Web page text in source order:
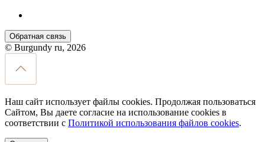
Обратная связь
© Burgundy ru, 2026
Наш сайт использует файлы cookies. Продолжая пользоваться
Сайтом, Вы даете согласие на использование cookies в
соответствии с Политикой использования файлов cookies.